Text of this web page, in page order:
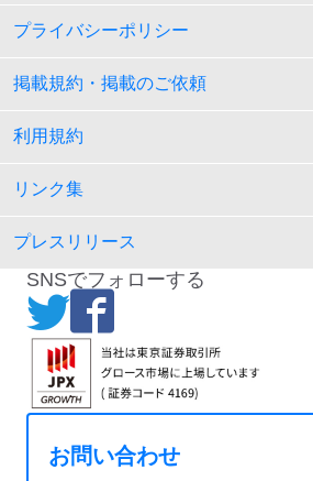
プライバシーポリシー
掲載規約・掲載のご依頼
利用規約
リンク集
プレスリリース
SNSでフォローする
お問い合わせ